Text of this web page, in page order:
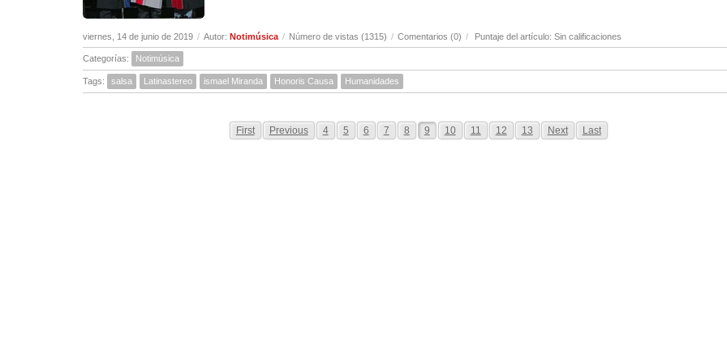
viernes, 14 de junio de 2019 / Autor: Notimúsica / Número de vistas (1315) / Comentarios (0) / Puntaje del artículo: Sin calificaciones
Categorías: Notimúsica
Tags: salsa Latinastereo ismael Miranda Honoris Causa Humanidades
First Previous 4 5 6 7 8 9 10 11 12 13 Next Last